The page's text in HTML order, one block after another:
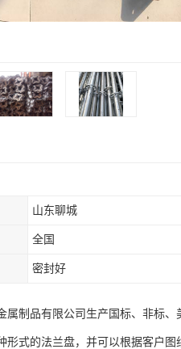
山东聊城
全国
密封好
属制品有限公司生产国标、非标
形式的法兰盘，并可以根据客户图